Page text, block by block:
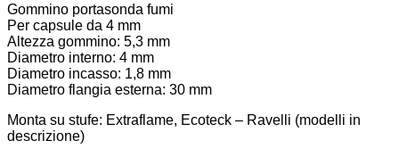
Gommino portasonda fumi
Per capsule da 4 mm
Altezza gommino: 5,3 mm
Diametro interno: 4 mm
Diametro incasso: 1,8 mm
Diametro flangia esterna: 30 mm
Monta su stufe: Extraflame, Ecoteck – Ravelli (modelli in
descrizione)